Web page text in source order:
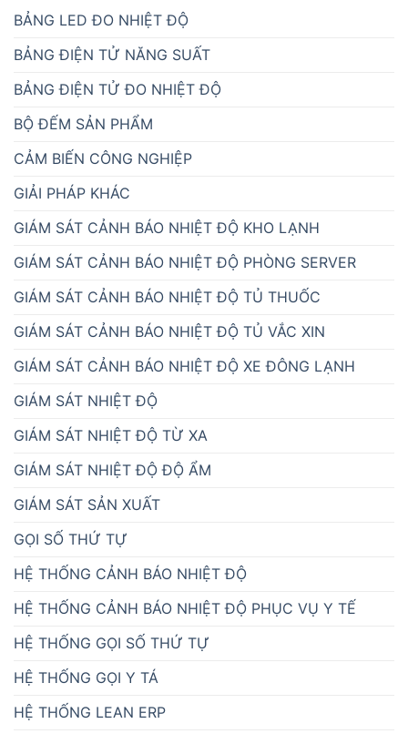
BẢNG LED ĐO NHIỆT ĐỘ
BẢNG ĐIỆN TỬ NĂNG SUẤT
BẢNG ĐIỆN TỬ ĐO NHIỆT ĐỘ
BỘ ĐẾM SẢN PHẨM
CẢM BIẾN CÔNG NGHIỆP
GIẢI PHÁP KHÁC
GIÁM SÁT CẢNH BÁO NHIỆT ĐỘ KHO LẠNH
GIÁM SÁT CẢNH BÁO NHIỆT ĐỘ PHÒNG SERVER
GIÁM SÁT CẢNH BÁO NHIỆT ĐỘ TỦ THUỐC
GIÁM SÁT CẢNH BÁO NHIỆT ĐỘ TỦ VẮC XIN
GIÁM SÁT CẢNH BÁO NHIỆT ĐỘ XE ĐÔNG LẠNH
GIÁM SÁT NHIỆT ĐỘ
GIÁM SÁT NHIỆT ĐỘ TỪ XA
GIÁM SÁT NHIỆT ĐỘ ĐỘ ẨM
GIÁM SÁT SẢN XUẤT
GỌI SỐ THỨ TỰ
HỆ THỐNG CẢNH BÁO NHIỆT ĐỘ
HỆ THỐNG CẢNH BÁO NHIỆT ĐỘ PHỤC VỤ Y TẾ
HỆ THỐNG GỌI SỐ THỨ TỰ
HỆ THỐNG GỌI Y TÁ
HỆ THỐNG LEAN ERP